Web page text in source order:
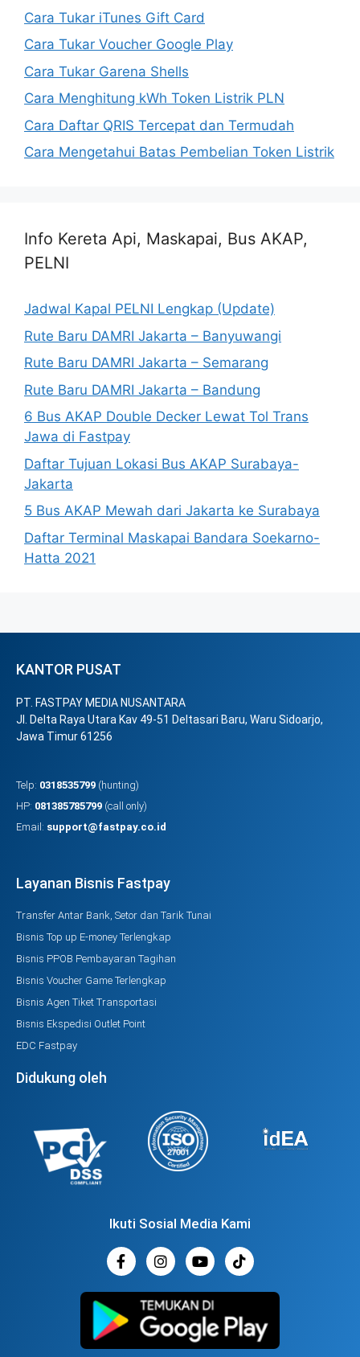
Cara Tukar iTunes Gift Card
Cara Tukar Voucher Google Play
Cara Tukar Garena Shells
Cara Menghitung kWh Token Listrik PLN
Cara Daftar QRIS Tercepat dan Termudah
Cara Mengetahui Batas Pembelian Token Listrik
Info Kereta Api, Maskapai, Bus AKAP,
PELNI
Jadwal Kapal PELNI Lengkap (Update)
Rute Baru DAMRI Jakarta – Banyuwangi
Rute Baru DAMRI Jakarta – Semarang
Rute Baru DAMRI Jakarta – Bandung
6 Bus AKAP Double Decker Lewat Tol Trans
Jawa di Fastpay
Daftar Tujuan Lokasi Bus AKAP Surabaya-
Jakarta
5 Bus AKAP Mewah dari Jakarta ke Surabaya
Daftar Terminal Maskapai Bandara Soekarno-
Hatta 2021
KANTOR PUSAT
PT. FASTPAY MEDIA NUSANTARA
Jl. Delta Raya Utara Kav 49-51 Deltasari Baru, Waru Sidoarjo,
Jawa Timur 61256
Telp: 0318535799 (hunting)
HP: 081385785799 (call only)
Email: support@fastpay.co.id
Layanan Bisnis Fastpay
Transfer Antar Bank, Setor dan Tarik Tunai
Bisnis Top up E-money Terlengkap
Bisnis PPOB Pembayaran Tagihan
Bisnis Voucher Game Terlengkap
Bisnis Agen Tiket Transportasi
Bisnis Ekspedisi Outlet Point
EDC Fastpay
Didukung oleh
Ikuti Sosial Media Kami